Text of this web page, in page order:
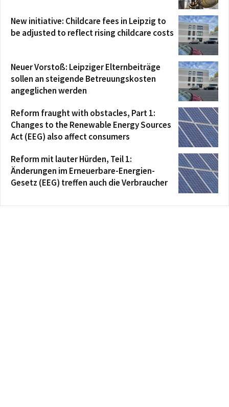
New initiative: Childcare fees in Leipzig to
be adjusted to reflect rising childcare costs
Neuer Vorstoß: Leipziger Elternbeiträge
sollen an steigende Betreuungskosten
angeglichen werden
Reform fraught with obstacles, Part 1:
Changes to the Renewable Energy Sources
Act (EEG) also affect consumers
Reform mit lauter Hürden, Teil 1:
Änderungen im Erneuerbare-Energien-
Gesetz (EEG) treffen auch die Verbraucher